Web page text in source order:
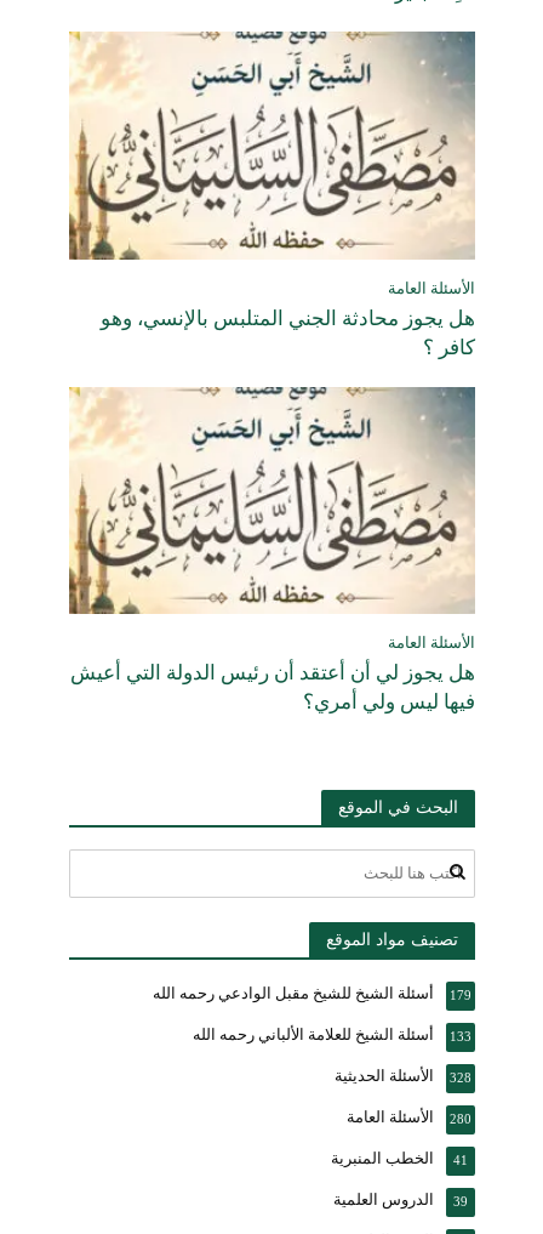
الأسئلة العامة
هل يجوز محادثة الجني المتلبس بالإنسي، وهو
كافر ؟
الأسئلة العامة
هل يجوز لي أن أعتقد أن رئيس الدولة التي أعيش
فيها ليس ولي أمري؟
البحث في الموقع
تصنيف مواد الموقع
أسئلة الشيخ للشيخ مقبل الوادعي رحمه الله 179
أسئلة الشيخ للعلامة الألباني رحمه الله 133
الأسئلة الحديثية 328
الأسئلة العامة 280
الخطب المنبرية 41
الدروس العلمية 39